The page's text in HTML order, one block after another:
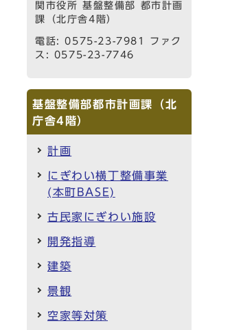
関市役所 基盤整備部 都市計画
課（北庁舎4階）
電話: 0575-23-7981 ファク
ス: 0575-23-7746
基盤整備部都市計画課（北
庁舎4階）
計画
にぎわい横丁整備事業
(本町BASE)
古民家にぎわい施設
開発指導
建築
景観
空家等対策